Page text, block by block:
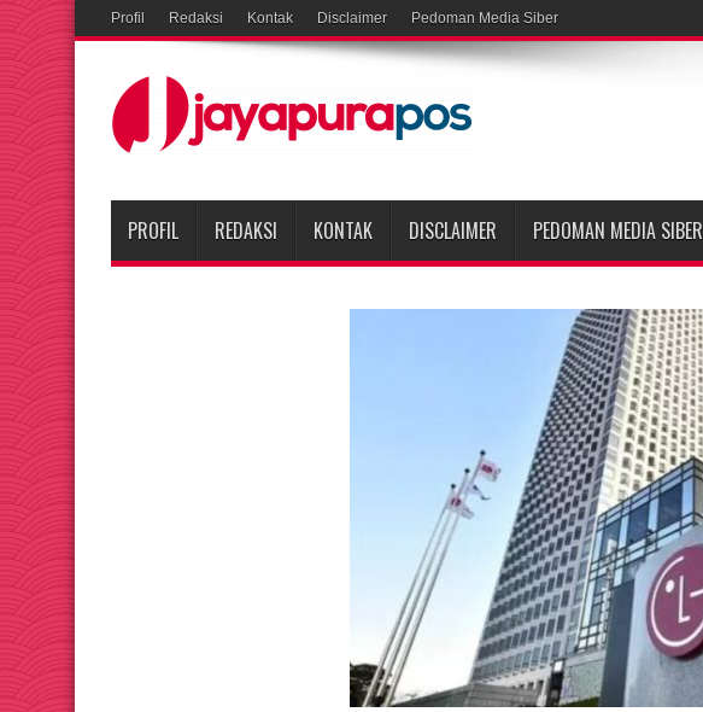
Profil Redaksi Kontak Disclaimer Pedoman Media Siber
PROFIL REDAKSI KONTAK DISCLAIMER PEDOMAN MEDIA SIBER